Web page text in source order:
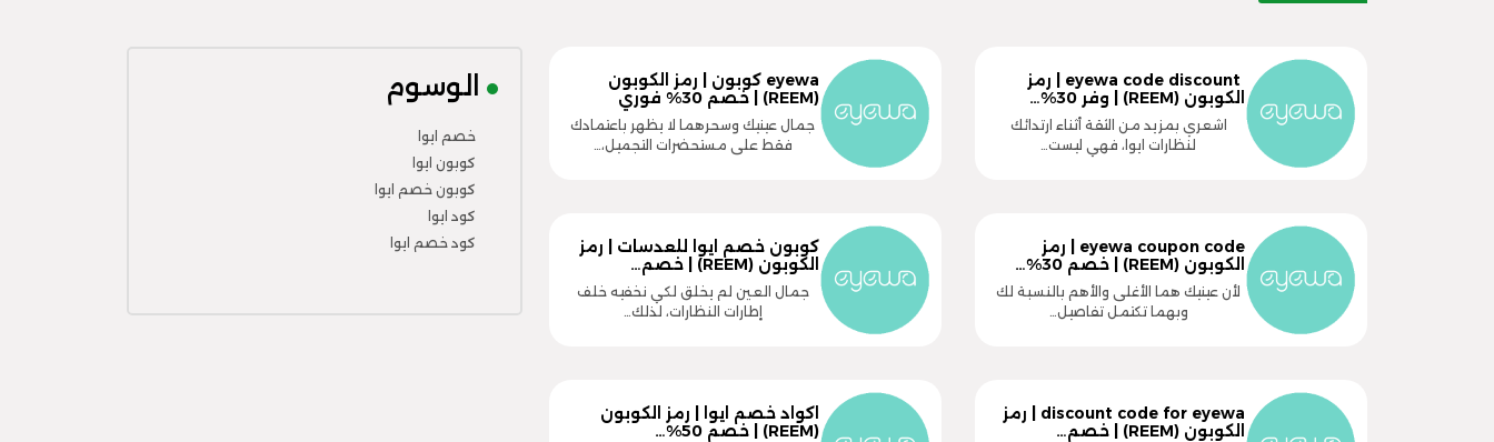
eyewa code discount | رمز
الكوبون (REEM) | وفر 30%…
اشعري بمزيد من الثقة أثناء ارتدائك
لنظارات ايوا، فهي ليست…
eyewa كوبون | رمز الكوبون
(REEM) | خصم 30% فوري
جمال عينيك وسحرهما لا يظهر باعتمادك
فقط على مستحضرات التجميل،…
eyewa coupon code | رمز
الكوبون (REEM) | خصم 30%…
لأن عينيك هما الأغلى والأهم بالنسبة لك
وبهما تكتمل تفاصيل…
كوبون خصم ايوا للعدسات | رمز
الكوبون (REEM) | خصم…
جمال العين لم يخلق لكي نخفيه خلف
إطارات النظارات، لذلك…
discount code for eyewa | رمز
الكوبون (REEM) | خصم…
اكواد خصم ايوا | رمز الكوبون
(REEM) | خصم 50%…
الوسوم
خصم ايوا
كوبون ايوا
كوبون خصم ايوا
كود ايوا
كود خصم ايوا